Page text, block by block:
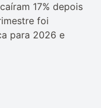
17% depois
foi
para 2026 e